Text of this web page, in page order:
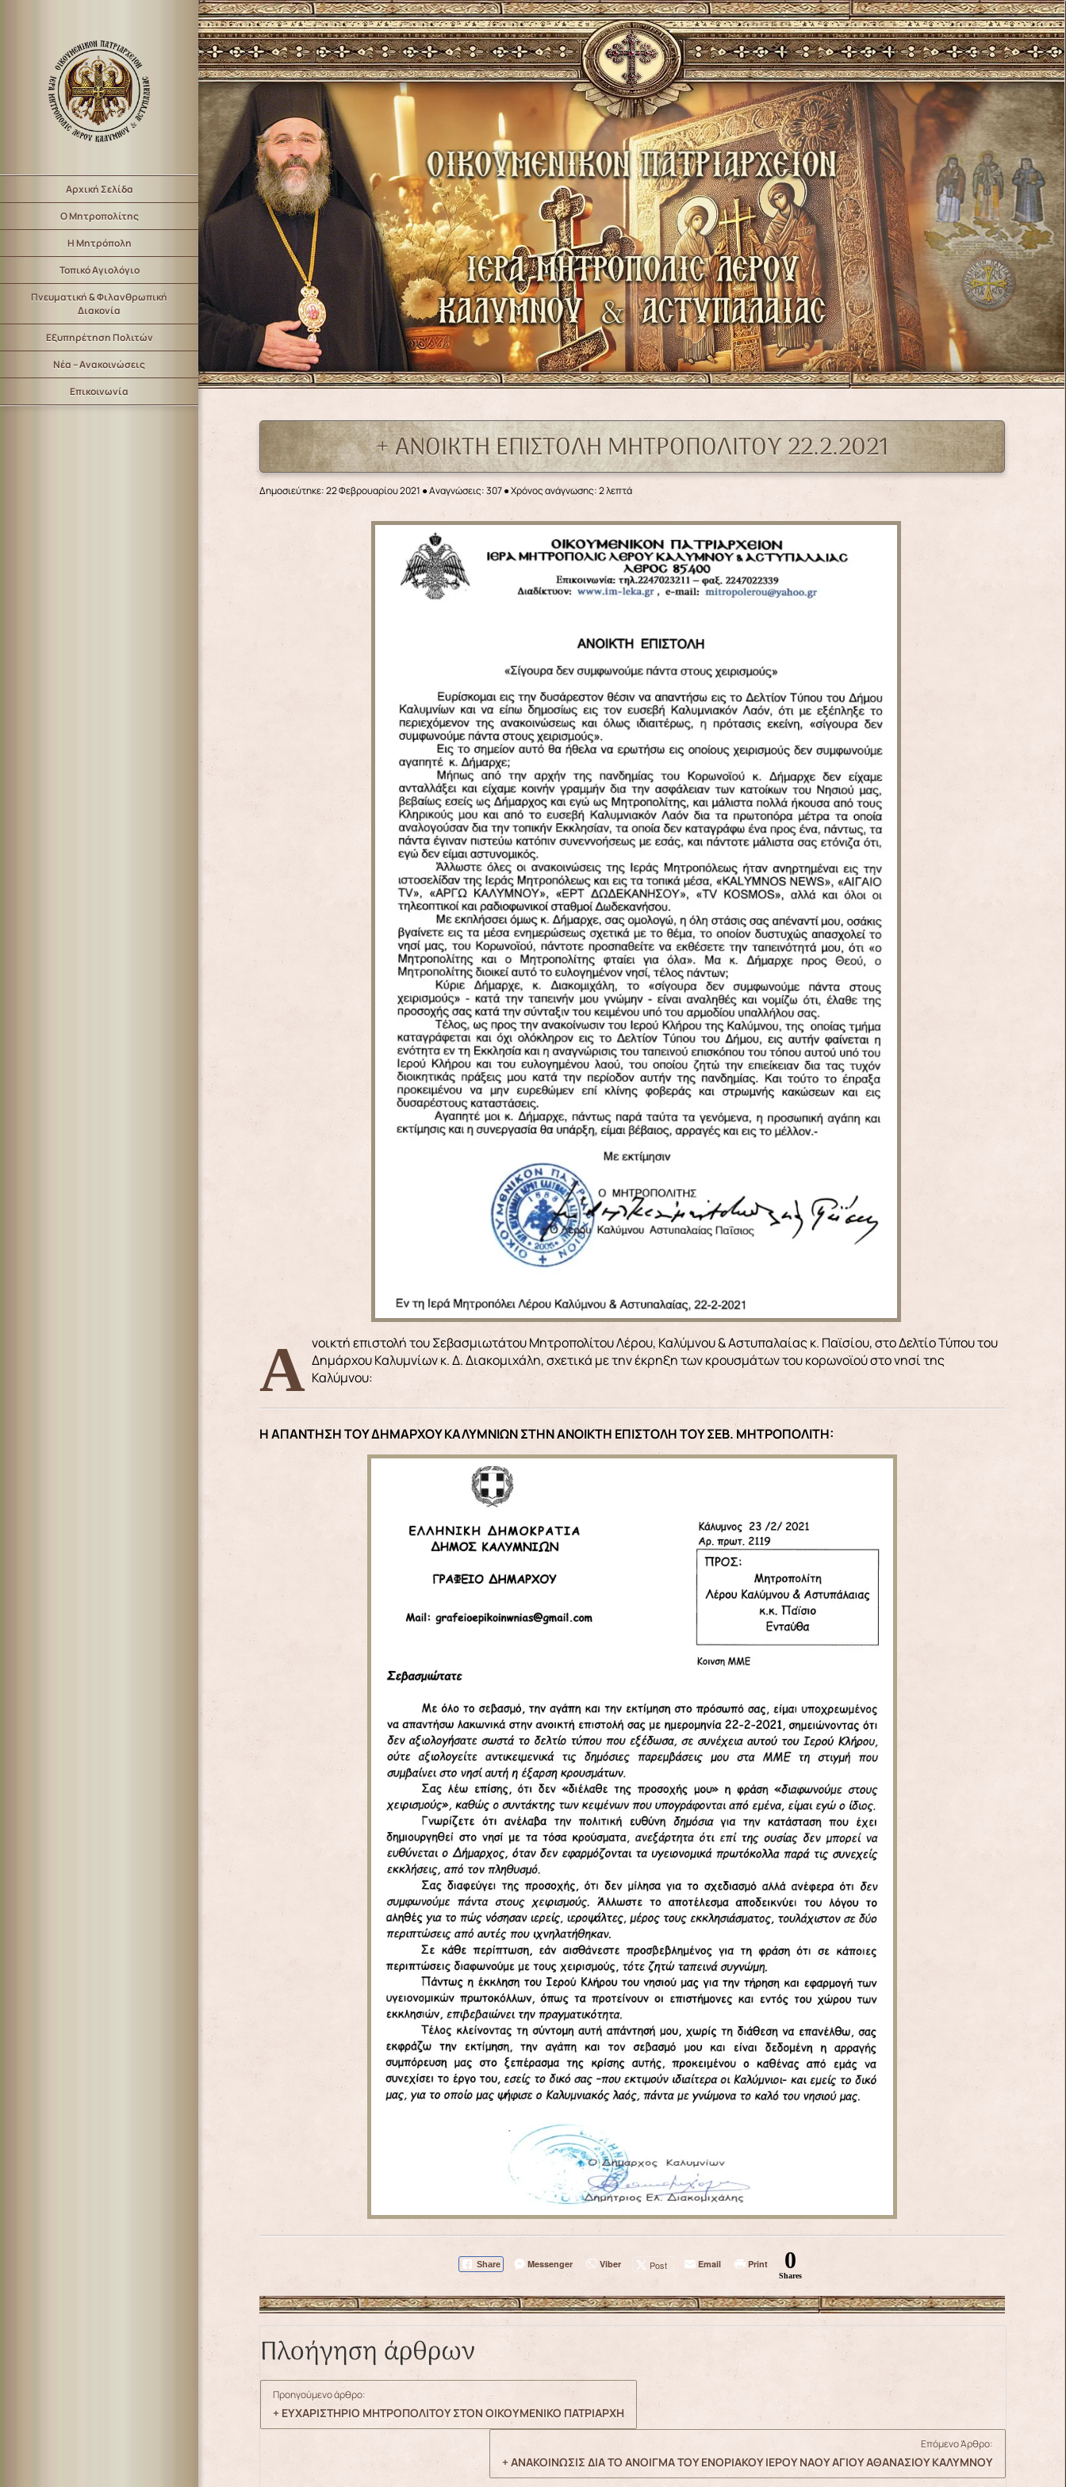
Αρχική Σελίδα
Ο Μητροπολίτης
Η Μητρόπολη
Τοπικό Αγιολόγιο
Πνευματική & Φιλανθρωπική
Διακονία
Εξυπηρέτηση Πολιτών
Νέα – Ανακοινώσεις
Επικοινωνία
+ ΑΝΟΙΚΤΗ ΕΠΙΣΤΟΛΗ ΜΗΤΡΟΠΟΛΙΤΟΥ 22.2.2021
Δημοσιεύτηκε: 22 Φεβρουαρίου 2021 ●Αναγνώσεις: 307● Χρόνος ανάγνωσης: 2 λεπτά
Ανοικτή επιστολή του Σεβασμιωτάτου Μητροπολίτου Λέρου, Καλύμνου & Αστυπαλαίας κ. Παϊσίου, στο Δελτίο Τύπου του Δημάρχου Καλυμνίων κ. Δ. Διακομιχάλη, σχετικά με την έκρηξη των κρουσμάτων του κορωνοϊού στο νησί της
Καλύμνου:
Η ΑΠΑΝΤΗΣΗ ΤΟΥ ΔΗΜΑΡΧΟΥ ΚΑΛΥΜΝΙΩΝ ΣΤΗΝ ΑΝΟΙΚΤΗ ΕΠΙΣΤΟΛΗ ΤΟΥ ΣΕΒ. ΜΗΤΡΟΠΟΛΙΤΗ:
Share Messenger Viber Post Email Print 0
Shares
Πλοήγηση άρθρων
Προηγούμενο άρθρο:
+ ΕΥΧΑΡΙΣΤΗΡΙΟ ΜΗΤΡΟΠΟΛΙΤΟΥ ΣΤΟΝ ΟΙΚΟΥΜΕΝΙΚΟ ΠΑΤΡΙΑΡΧΗ
Επόμενο Άρθρο:
+ ΑΝΑΚΟΙΝΩΣΙΣ ΔΙΑ ΤΟ ΑΝΟΙΓΜΑ ΤΟΥ ΕΝΟΡΙΑΚΟΥ ΙΕΡΟΥ ΝΑΟΥ ΑΓΙΟΥ ΑΘΑΝΑΣΙΟΥ ΚΑΛΥΜΝΟΥ